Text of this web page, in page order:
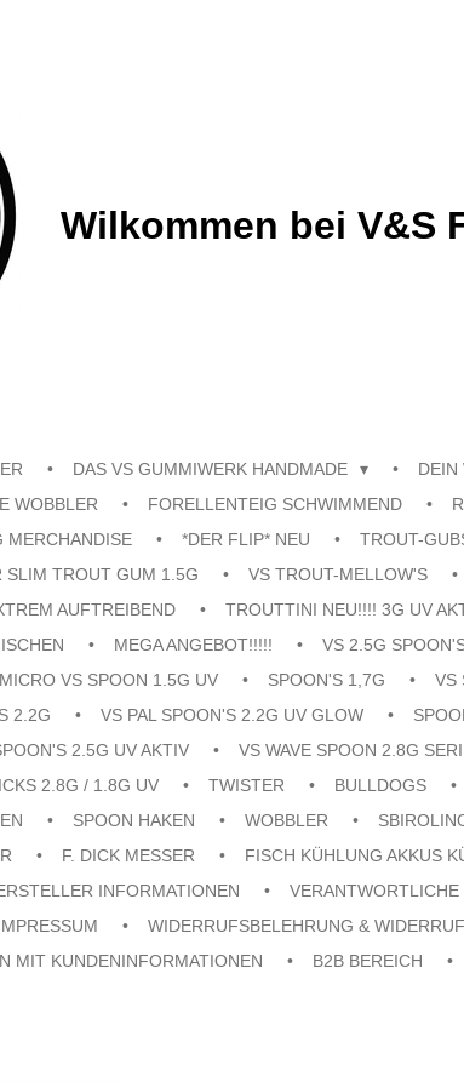
Wilkommen bei V&S
DAS VS GUMMIWERK HANDMADE
DEIN
WOBBLER FORELLENTEIG SCHWIMMEND
MERCHANDISE *DER FLIP* NEU TROUT-
SLIM TROUT GUM 1.5G VS TROUT-MELLOW'S
AUFTREIBEND TROUTTINI NEU!!!! 3G UV
MEGA ANGEBOT!!!!!
VS 2.5G
MICRO VS SPOON 1.5G UV SPOON'S 1,7G
VS
2.2G VS PAL SPOON'S 2.2G UV GLOW
2.5G UV AKTIV VS WAVE SPOON 2.8G
2.8G / 1.8G UV TWISTER BULLDOGS
SPOON HAKEN WOBBLER
F. DICK MESSER FISCH KÜHLUNG AKKUS
INFORMATIONEN VERANTWORTLICHE
WIDERRUFSBELEHRUNG &
MIT KUNDENINFORMATIONEN
B2B BEREICH